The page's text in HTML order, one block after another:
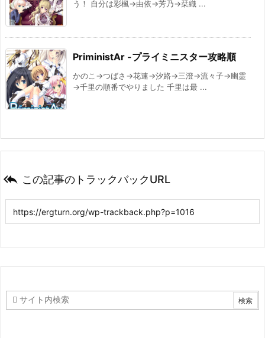
う！ 自分は彩楓→由依→芳乃→栞織 ...
PriministAr -プライミニスター攻略順
かのこ→つばさ→花連→汐路→三澄→流々子→幽霊
→千里の順番でやりました 千里は最 ...
 この記事のトラックバックURL